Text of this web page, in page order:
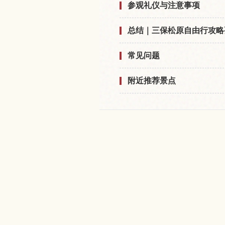
参观礼仪与注意事项
总结｜三保松原自由行攻
常见问题
附近推荐景点